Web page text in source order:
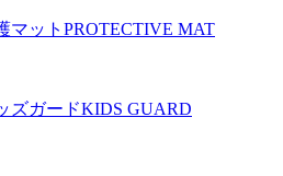
マット PROTECTIVE MAT
ズガードKIDS GUARD